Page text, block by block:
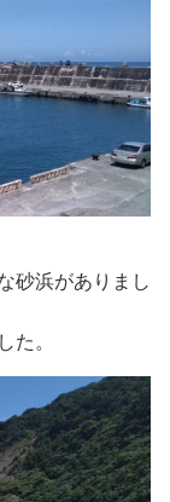
砂浜がありまし
た。